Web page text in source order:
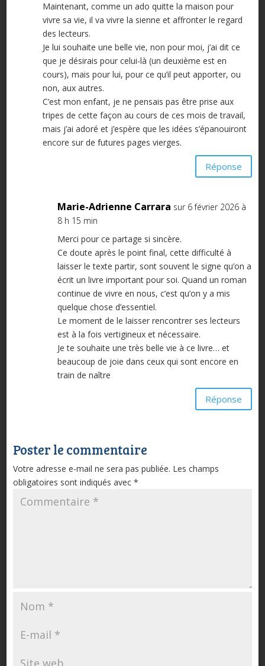
Maintenant, comme un ado quitte la maison pour
vivre sa vie, il va vivre la sienne et affronter le regard
des lecteurs.
Je lui souhaite une belle vie, non pour moi, j’ai dit ce
que je désirais pour celui-là (un deuxième est en
cours), mais pour lui, pour ce qu’il peut apporter, ou
non, aux autres.
C’est mon enfant, je ne pensais pas être prise aux
tripes de cette façon au cours de ces mois de travail,
mais j’ai adoré et j’espère que les idées s’épanouiront
encore sur de futures pages vierges.
Réponse
Marie-Adrienne Carrara sur 6 février 2026 à
8 h 15 min
Merci pour ce partage si sincère.
Ce doute après le point final, cette difficulté à
laisser le texte partir, sont souvent le signe qu’on a
écrit un livre important pour soi. Quand un roman
continue de vivre en nous, c’est qu’on y a mis
quelque chose d’essentiel.
Le moment de le laisser rencontrer ses lecteurs
est à la fois vertigineux et nécessaire.
Je te souhaite une très belle vie à ce livre… et
beaucoup de joie dans ceux qui sont encore en
train de naître
Réponse
Poster le commentaire
Votre adresse e-mail ne sera pas publiée. Les champs
obligatoires sont indiqués avec *